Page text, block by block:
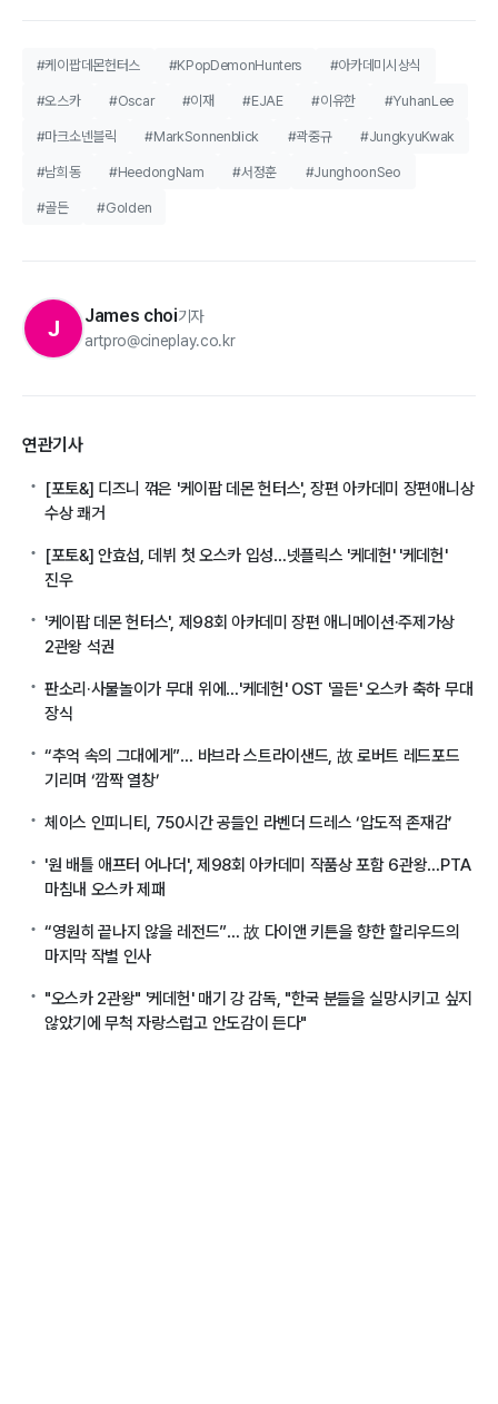
#케이팝데몬헌터스 #KPopDemonHunters #아카데미시상식
#오스카 #Oscar #이재 #EJAE #이유한 #YuhanLee
#마크소넨블릭 #MarkSonnenblick #곽중규 #JungkyuKwak
#남희동 #HeedongNam #서정훈 #JunghoonSeo
#골든 #Golden
J James choi기자
artpro@cineplay.co.kr
연관기사
[포토&] 디즈니 꺾은 '케이팝 데몬 헌터스', 장편 아카데미 장편애니상
수상 쾌거
[포토&] 안효섭, 데뷔 첫 오스카 입성…넷플릭스 '케데헌' '케데헌'
진우
'케이팝 데몬 헌터스', 제98회 아카데미 장편 애니메이션·주제가상
2관왕 석권
판소리·사물놀이가 무대 위에…'케데헌' OST '골든' 오스카 축하 무대
장식
“추억 속의 그대에게”… 바브라 스트라이샌드, 故 로버트 레드포드
기리며 ‘깜짝 열창’
체이스 인피니티, 750시간 공들인 라벤더 드레스 ‘압도적 존재감’
'원 배틀 애프터 어나더', 제98회 아카데미 작품상 포함 6관왕…PTA
마침내 오스카 제패
“영원히 끝나지 않을 레전드”… 故 다이앤 키튼을 향한 할리우드의
마지막 작별 인사
"오스카 2관왕" '케데헌' 매기 강 감독, "한국 분들을 실망시키고 싶지
않았기에 무척 자랑스럽고 안도감이 든다"